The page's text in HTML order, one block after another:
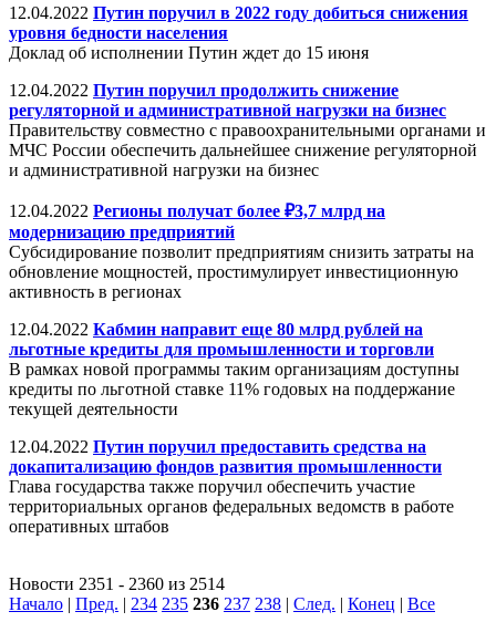
12.04.2022 Путин поручил в 2022 году добиться снижения
уровня бедности населения
Доклад об исполнении Путин ждет до 15 июня
12.04.2022 Путин поручил продолжить снижение
регуляторной и административной нагрузки на бизнес
Правительству совместно с правоохранительными органами и
МЧС России обеспечить дальнейшее снижение регуляторной
и административной нагрузки на бизнес
12.04.2022 Регионы получат более ₽3,7 млрд на
модернизацию предприятий
Субсидирование позволит предприятиям снизить затраты на
обновление мощностей, простимулирует инвестиционную
активность в регионах
12.04.2022 Кабмин направит еще 80 млрд рублей на
льготные кредиты для промышленности и торговли
В рамках новой программы таким организациям доступны
кредиты по льготной ставке 11% годовых на поддержание
текущей деятельности
12.04.2022 Путин поручил предоставить средства на
докапитализацию фондов развития промышленности
Глава государства также поручил обеспечить участие
территориальных органов федеральных ведомств в работе
оперативных штабов
Новости 2351 - 2360 из 2514
Начало | Пред. | 234 235 236 237 238 | След. | Конец | Все